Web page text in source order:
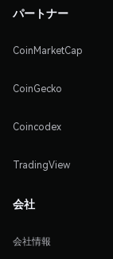
パートナー
CoinMarketCap
CoinGecko
Coincodex
TradingView
会社
会社情報